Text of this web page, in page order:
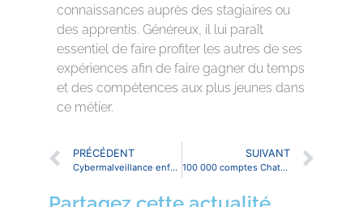
connaissances auprès des stagiaires ou
des apprentis. Généreux, il lui paraît
essentiel de faire profiter les autres de ses
expériences afin de faire gagner du temps
et des compétences aux plus jeunes dans
ce métier.
PRÉCÉDENT
Cybermalveillance enfants gamers
SUIVANT
100 000 comptes ChatGPT mis en vente sur le darkweb